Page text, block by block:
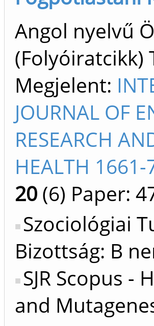
Angol nyelvű
(Folyóiratcikk)
Megjelent:
JOURNAL OF
RESEARCH
HEALTH
20 (6) Paper:
Szociológiai
Bizottság: B
SJR Scopus -
and